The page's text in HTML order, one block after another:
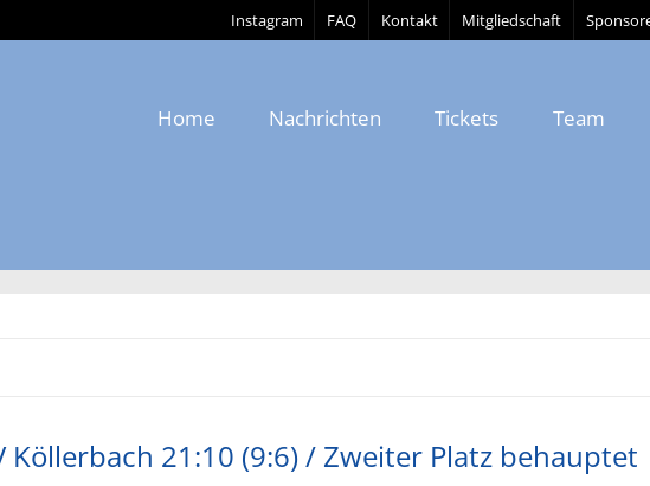
Instagram FAQ Kontakt Mitgliedschaft
Home Nachrichten Tickets Team
Köllerbach 21:10 (9:6) / Zweiter Platz behauptet